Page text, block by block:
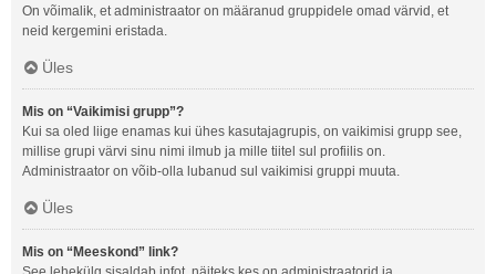
On võimalik, et administraator on määranud gruppidele omad värvid, et
neid kergemini eristada.
Üles
Mis on “Vaikimisi grupp”?
Kui sa oled liige enamas kui ühes kasutajagrupis, on vaikimisi grupp see,
millise grupi värvi sinu nimi ilmub ja mille tiitel sul profiilis on.
Administraator on võib-olla lubanud sul vaikimisi gruppi muuta.
Üles
Mis on “Meeskond” link?